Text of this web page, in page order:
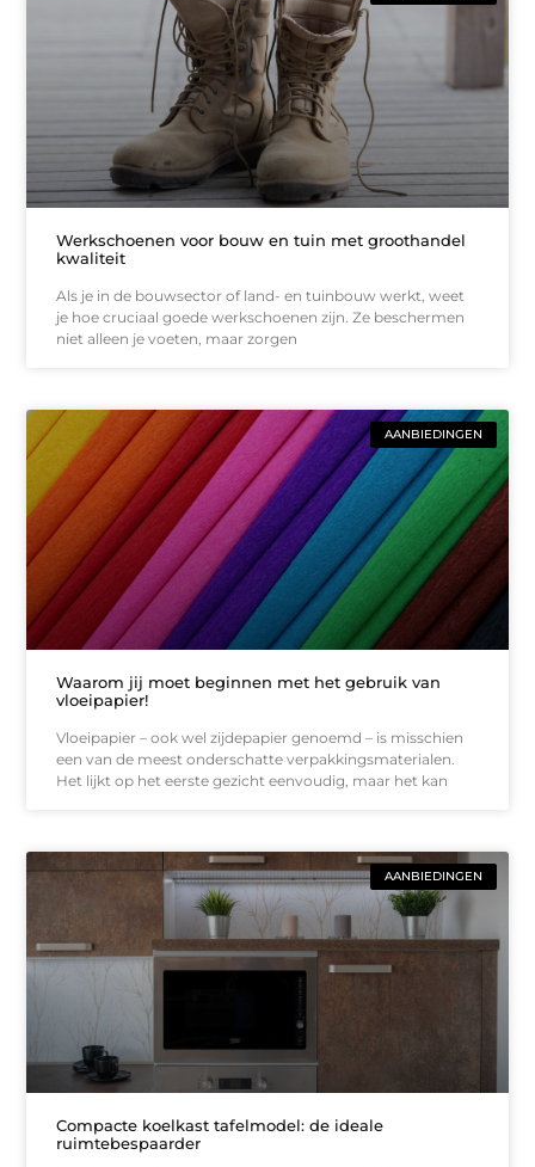
Werkschoenen voor bouw en tuin met groothandel
kwaliteit
Als je in de bouwsector of land- en tuinbouw werkt, weet
je hoe cruciaal goede werkschoenen zijn. Ze beschermen
niet alleen je voeten, maar zorgen
AANBIEDINGEN
Waarom jij moet beginnen met het gebruik van
vloeipapier!
Vloeipapier – ook wel zijdepapier genoemd – is misschien
een van de meest onderschatte verpakkingsmaterialen.
Het lijkt op het eerste gezicht eenvoudig, maar het kan
AANBIEDINGEN
Compacte koelkast tafelmodel: de ideale
ruimtebespaarder